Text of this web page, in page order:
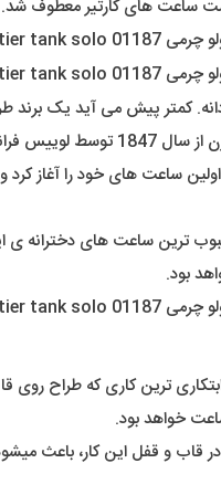
ساعت های کارتیر معطوف شد.
کمتر پیش می آید یک برند
باشد. این برند با
اولین ساعت های خود را آغاز
بود.
ترین کاری که طراح
خواهد بود.
در قاب و قفل این کار، باعث